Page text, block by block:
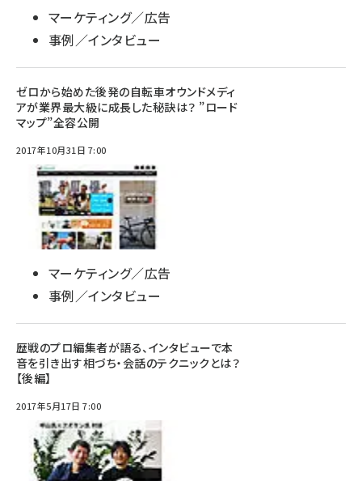
マーケティング／広告
事例／インタビュー
ゼロから始めた後発の自転車オウンドメディ
アが業界最大級に成長した秘訣は？ ”ロード
マップ”全容公開
2017年10月31日 7:00
マーケティング／広告
事例／インタビュー
歴戦のプロ編集者が語る、インタビューで本
音を引き出す相づち・会話のテクニックとは？
【後編】
2017年5月17日 7:00